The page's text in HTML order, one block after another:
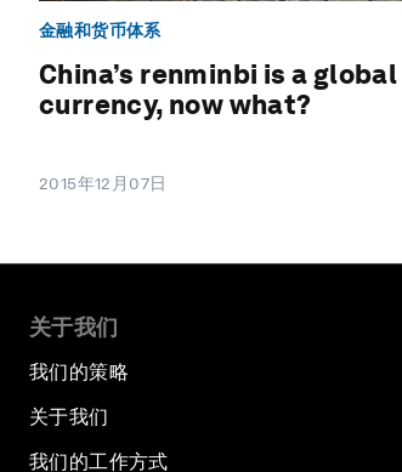
金融和货币体系
China’s renminbi is a global
currency, now what?
2015年12月07日
关于我们
我们的策略
关于我们
我们的工作方式